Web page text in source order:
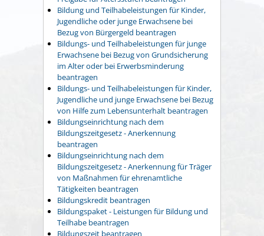
Bildung und Teilhabeleistungen für Kinder,
Jugendliche oder junge Erwachsene bei
Bezug von Bürgergeld beantragen
Bildungs- und Teilhabeleistungen für junge
Erwachsene bei Bezug von Grundsicherung
im Alter oder bei Erwerbsminderung
beantragen
Bildungs- und Teilhabeleistungen für Kinder,
Jugendliche und junge Erwachsene bei Bezug
von Hilfe zum Lebensunterhalt beantragen
Bildungseinrichtung nach dem
Bildungszeitgesetz - Anerkennung
beantragen
Bildungseinrichtung nach dem
Bildungszeitgesetz - Anerkennung für Träger
von Maßnahmen für ehrenamtliche
Tätigkeiten beantragen
Bildungskredit beantragen
Bildungspaket - Leistungen für Bildung und
Teilhabe beantragen
Bildungszeit beantragen